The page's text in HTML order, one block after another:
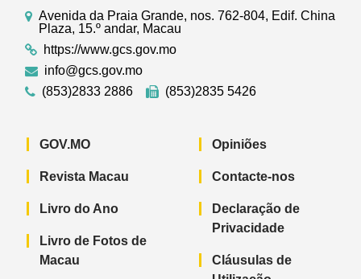
Avenida da Praia Grande, nos. 762-804, Edif. China
Plaza, 15.º andar, Macau
https://www.gcs.gov.mo
info@gcs.gov.mo
(853)2833 2886
(853)2835 5426
GOV.MO
Revista Macau
Livro do Ano
Livro de Fotos de
Macau
Opiniões
Contacte-nos
Declaração de
Privacidade
Cláusulas de